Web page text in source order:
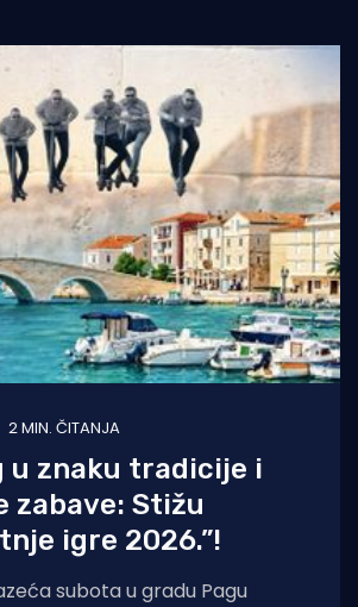
2 MIN. ČITANJA
u znaku tradicije i
zabave: Stižu
igre 2026.”!
subota u gradu Pagu